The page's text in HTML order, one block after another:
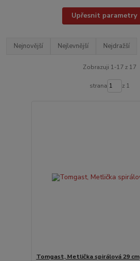
Upřesnit parametry
Nejnovější Nejlevnější Nejdražší
Zobrazuji 1-17 z 17
strana z 1
Tomgast, Metlička spirálová 29 cm